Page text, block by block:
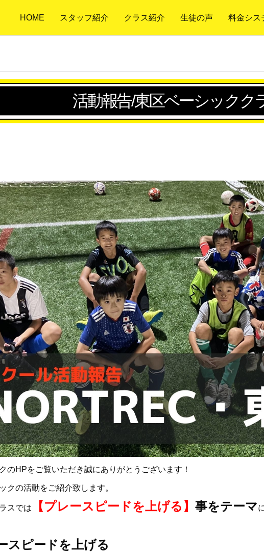
HOME スタッフ紹介 クラス紹介 生徒の声 料金シス
活動報告/東区ベーシックク
のHPをご覧いただき誠にありがとうございます！
クの活動をご紹介致します。
スでは 【プレースピードを上げる】 事をテーマ
スピードを上げる